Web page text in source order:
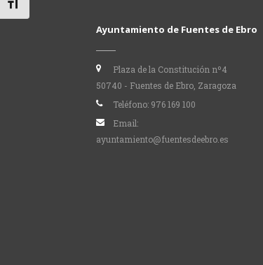
Alternar tamaño de letra
Ayuntamiento de Fuentes de Ebro
Plaza de la Constitución nº4
50740 - Fuentes de Ebro, Zaragoza
Teléfono: 976 169 100
Email:
ayuntamiento@fuentesdeebro.es